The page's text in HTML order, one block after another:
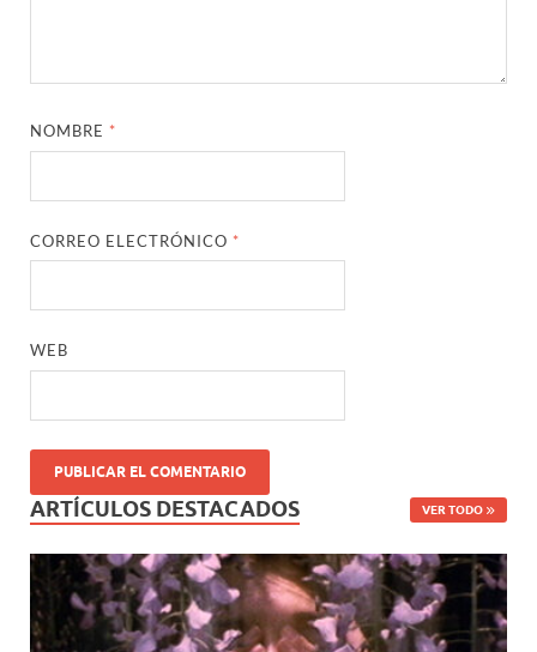
NOMBRE *
CORREO ELECTRÓNICO *
WEB
ARTÍCULOS DESTACADOS VER TODO